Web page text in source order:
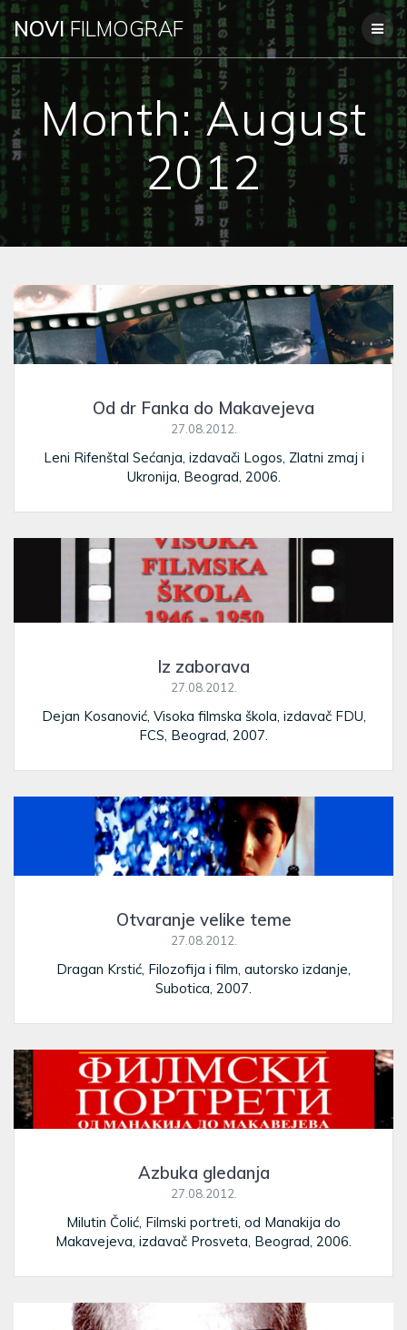
Skip
to
content
NOVIFILMOGRAF
Month:August
2012
Od dr Fanka do Makavejeva
27.08.2012.
Leni Rifenštal Sećanja, izdavači Logos, Zlatni zmaj i
Ukronija, Beograd, 2006.
Iz zaborava
27.08.2012.
Dejan Kosanović, Visoka filmska škola, izdavač FDU,
FCS, Beograd, 2007.
Otvaranje velike teme
27.08.2012.
Dragan Krstić, Filozofija i film, autorsko izdanje,
Subotica, 2007.
Azbuka gledanja
27.08.2012.
Milutin Čolić, Filmski portreti, od Manakija do
Makavejeva, izdavač Prosveta, Beograd, 2006.